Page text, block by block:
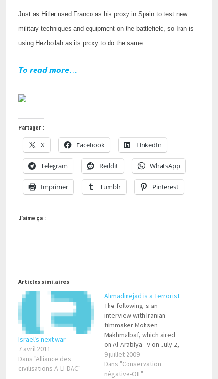
Just as Hitler used Franco as his proxy in Spain to test new
military techniques and equipment on the battlefield, so Iran is
using Hezbollah as its proxy to do the same.
To read more…
Partager :
X Facebook LinkedIn
Telegram Reddit WhatsApp
Imprimer Tumblr Pinterest
J’aime ça :
Articles similaires
Israel’s next war
7 avril 2011
Dans "Alliance des
civilisations-A-LI-DAC"
Ahmadinejad is a Terrorist
The following is an
interview with Iranian
filmmaker Mohsen
Makhmalbaf, which aired
on Al-Arabiya TV on July 2,
2009: "Ahmadinejad is a
Terrorist – And He Does
Not Represent the Iranian
9 juillet 2009
Dans "Conservation
négative-OIL"